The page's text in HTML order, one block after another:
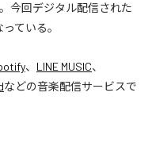
今回デジタル配信された
ている。
、 LINE MUSIC、
などの音楽配信サービスで